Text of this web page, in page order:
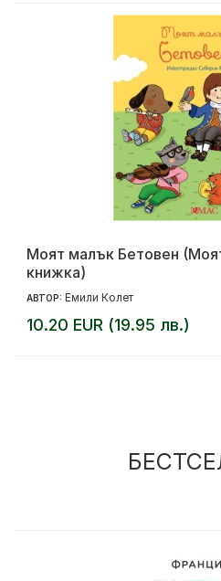
Моят малък Бетовен
книжка)
АВТОР: Емили Колет
10.20 EUR (19.95 лв.)